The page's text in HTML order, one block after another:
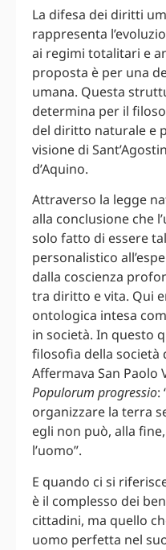
La difesa dei diritti
rappresenta
ai regimi totalitari e
proposta è per una
umana. Questa
determina per il
del diritto naturale e
visione di
d’Aquino.
Attraverso la legge
alla conclusione che
solo fatto di essere
personalistico
dalla coscienza
tra diritto e vita. Qui
ontologica intesa
in società. In questo
filosofia della società
Affermava San Paolo
Populorum progressio:
organizzare la terra
egli non può, alla
l’uomo”.
E quando ci si
è il complesso dei
cittadini, ma quello
uomo perfetta nel